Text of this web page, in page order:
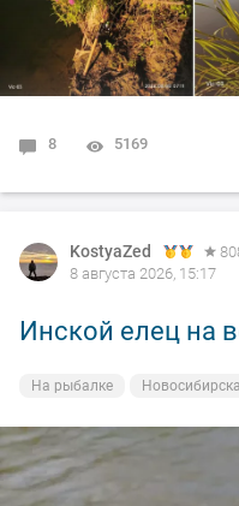
8 5169
KostyaZed
8 августа 2026, 15:17
Инской елец на
На рыбалке